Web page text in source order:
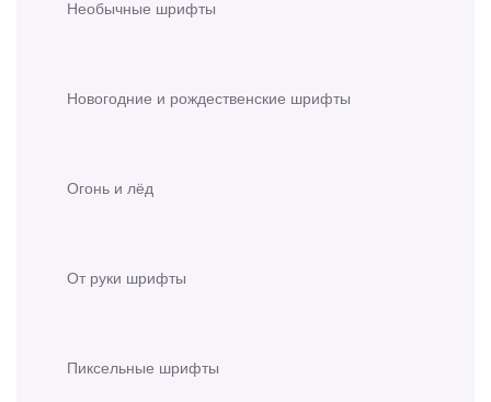
Необычные шрифты
Новогодние и рождественские шрифты
Огонь и лёд
От руки шрифты
Пиксельные шрифты